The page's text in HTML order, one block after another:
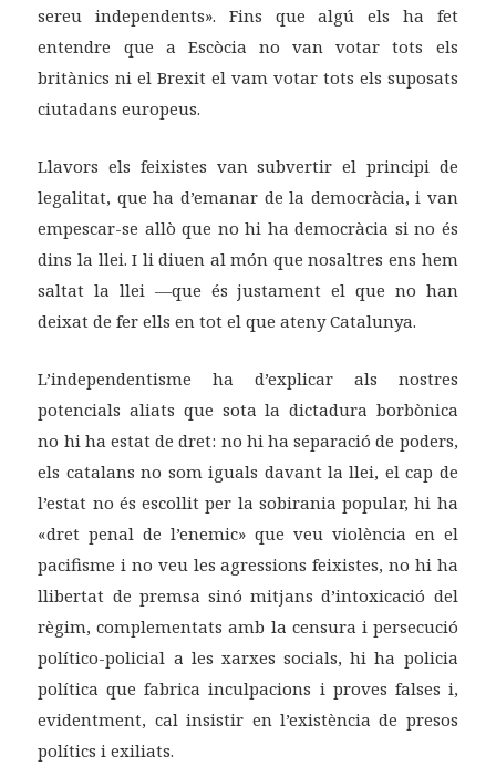
sereu independents». Fins que algú els ha fet
entendre que a Escòcia no van votar tots els
britànics ni el Brexit el vam votar tots els suposats
ciutadans europeus.
Llavors els feixistes van subvertir el principi de
legalitat, que ha d’emanar de la democràcia, i van
empescar-se allò que no hi ha democràcia si no és
dins la llei. I li diuen al món que nosaltres ens hem
saltat la llei —que és justament el que no han
deixat de fer ells en tot el que ateny Catalunya.
L’independentisme ha d’explicar als nostres
potencials aliats que sota la dictadura borbònica
no hi ha estat de dret: no hi ha separació de poders,
els catalans no som iguals davant la llei, el cap de
l’estat no és escollit per la sobirania popular, hi ha
«dret penal de l’enemic» que veu violència en el
pacifisme i no veu les agressions feixistes, no hi ha
llibertat de premsa sinó mitjans d’intoxicació del
règim, complementats amb la censura i persecució
político-policial a les xarxes socials, hi ha policia
política que fabrica inculpacions i proves falses i,
evidentment, cal insistir en l’existència de presos
polítics i exiliats.